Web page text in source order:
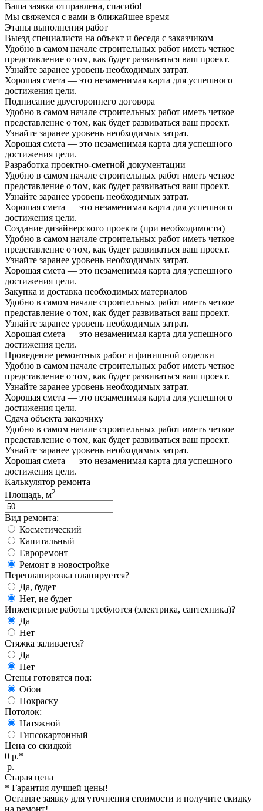
Ваша заявка отправлена, спасибо!
Мы свяжемся с вами в ближайшее время
Этапы выполнения работ
Выезд специалиста на объект и беседа с заказчиком
Удобно в самом начале строительных работ иметь четкое
представление о том, как будет развиваться ваш проект.
Узнайте заранее уровень необходимых затрат.
Хорошая смета — это незаменимая карта для успешного
достижения цели.
Подписание двустороннего договора
Удобно в самом начале строительных работ иметь четкое
представление о том, как будет развиваться ваш проект.
Узнайте заранее уровень необходимых затрат.
Хорошая смета — это незаменимая карта для успешного
достижения цели.
Разработка проектно-сметной документации
Удобно в самом начале строительных работ иметь четкое
представление о том, как будет развиваться ваш проект.
Узнайте заранее уровень необходимых затрат.
Хорошая смета — это незаменимая карта для успешного
достижения цели.
Создание дизайнерского проекта (при необходимости)
Удобно в самом начале строительных работ иметь четкое
представление о том, как будет развиваться ваш проект.
Узнайте заранее уровень необходимых затрат.
Хорошая смета — это незаменимая карта для успешного
достижения цели.
Закупка и доставка необходимых материалов
Удобно в самом начале строительных работ иметь четкое
представление о том, как будет развиваться ваш проект.
Узнайте заранее уровень необходимых затрат.
Хорошая смета — это незаменимая карта для успешного
достижения цели.
Проведение ремонтных работ и финишной отделки
Удобно в самом начале строительных работ иметь четкое
представление о том, как будет развиваться ваш проект.
Узнайте заранее уровень необходимых затрат.
Хорошая смета — это незаменимая карта для успешного
достижения цели.
Сдача объекта заказчику
Удобно в самом начале строительных работ иметь четкое
представление о том, как будет развиваться ваш проект.
Узнайте заранее уровень необходимых затрат.
Хорошая смета — это незаменимая карта для успешного
достижения цели.
Калькулятор ремонта
Площадь, м2
Вид ремонта:
Косметический
Капитальный
Евроремонт
Ремонт в новостройке
Перепланировка планируется?
Да, будет
Нет, не будет
Инженерные работы требуются (электрика, сантехника)?
Да
Нет
Стяжка заливается?
Да
Нет
Стены готовятся под:
Обои
Покраску
Потолок:
Натяжной
Гипсокартонный
Цена со скидкой
0 р.*
р.
Старая цена
* Гарантия лучшей цены!
Оставьте заявку для уточнения стоимости и получите скидку
на ремонт!